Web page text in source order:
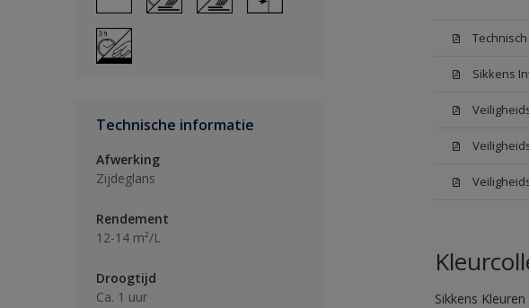
Technische informatie
Afwerking
Zijdeglans
Rendement
12-14 m²/L
Droogtijd
Ca. 1 uur
Sikkens
Sikkens